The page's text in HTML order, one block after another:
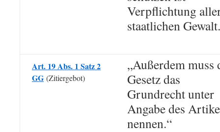
Verpflichtung
staatlichen
Art. 19 Abs. 1 Satz 2
GG (Zitiergebot)
„Außerdem muss
Gesetz das
Grundrecht unter
Angabe des
nennen.“